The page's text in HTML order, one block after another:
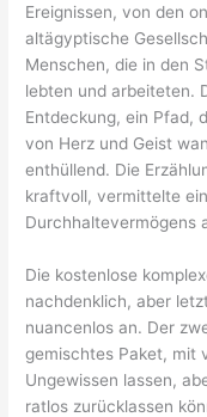
Ereignissen, von den
altägyptische
Menschen, die in den
lebten und arbeiteten.
Entdeckung, ein Pfad,
von Herz und Geist
enthüllend. Die
kraftvoll, vermittelte
Durchhaltevermögens
Die kostenlose
nachdenklich, aber
nuancenlos an. Der
gemischtes Paket, mit
Ungewissen lassen,
ratlos zurücklassen